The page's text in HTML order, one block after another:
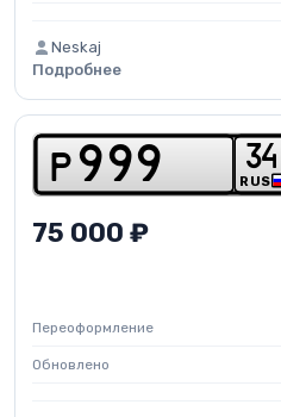
Neskaj
Подробнее
p 9 9 9 RUS
34
75 000 ₽
Переоформление
Обновлено